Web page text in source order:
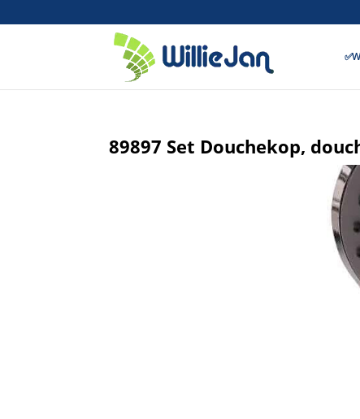
89897 Set Douchekop,